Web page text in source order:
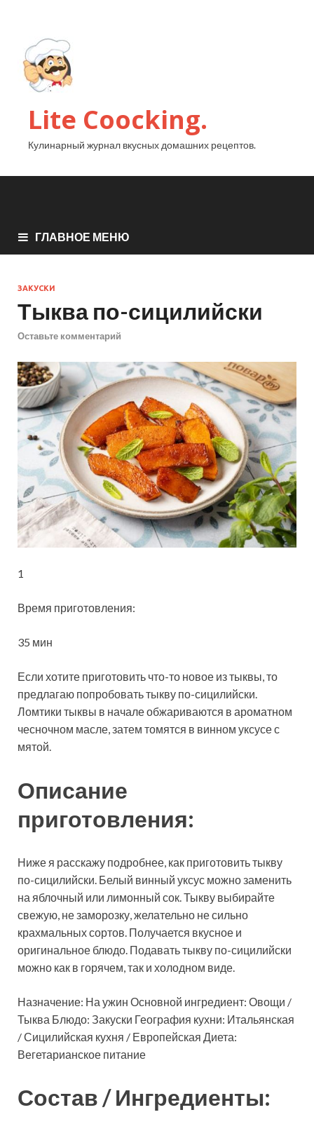
Lite Coocking.
Кулинарный журнал вкусных домашних рецептов.
ГЛАВНОЕ МЕНЮ
ЗАКУСКИ
Тыква по-сицилийски
Оставьте комментарий
1
Время приготовления:
35 мин
Если хотите приготовить что-то новое из тыквы, то
предлагаю попробовать тыкву по-сицилийски.
Ломтики тыквы в начале обжариваются в ароматном
чесночном масле, затем томятся в винном уксусе с
мятой.
Описание
приготовления:
Ниже я расскажу подробнее, как приготовить тыкву
по-сицилийски. Белый винный уксус можно заменить
на яблочный или лимонный сок. Тыкву выбирайте
свежую, не заморозку, желательно не сильно
крахмальных сортов. Получается вкусное и
оригинальное блюдо. Подавать тыкву по-сицилийски
можно как в горячем, так и холодном виде.
Назначение: На ужин Основной ингредиент: Овощи /
Тыква Блюдо: Закуски География кухни: Итальянская
/ Сицилийская кухня / Европейская Диета:
Вегетарианское питание
Состав / Ингредиенты: